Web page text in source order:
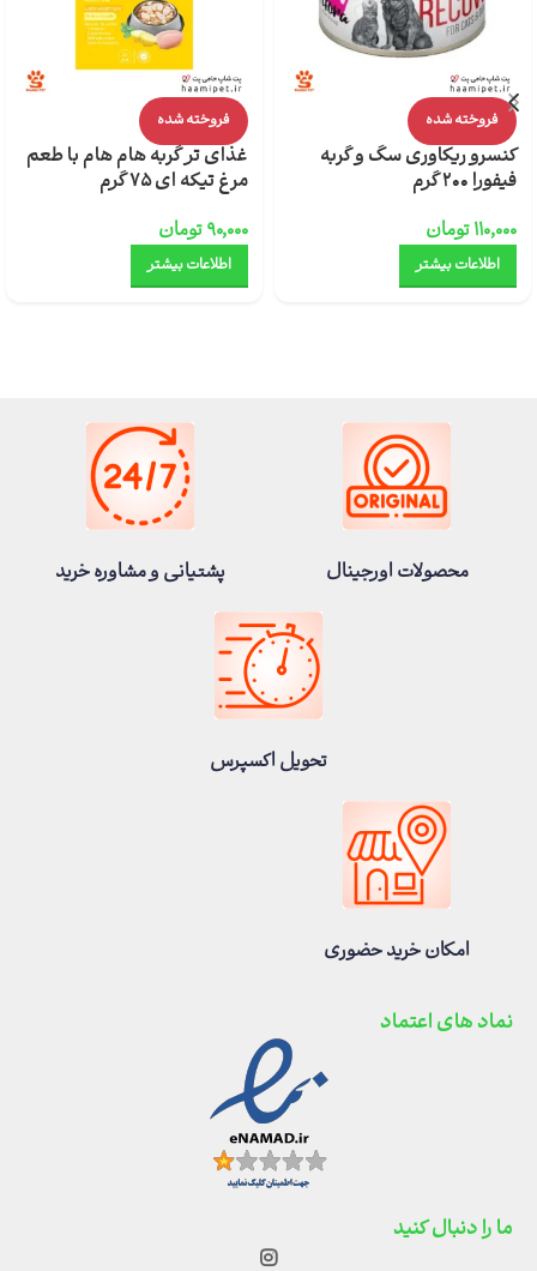
فروخته شده
کنسرو ریکاوری سگ و گربه
فیفورا 200 گرم
۱۱۰,۰۰۰تومان
اطلاعات بیشتر
فروخته شده
غذای تر گربه هام هام با طعم
مرغ تیکه ای 75 گرم
۹۰,۰۰۰تومان
اطلاعات بیشتر
محصولات اورجینال پشتیانی و مشاوره خرید
تحویل اکسپرس
امکان خرید حضوری
ما را دنبال کنید
نماد های اعتماد